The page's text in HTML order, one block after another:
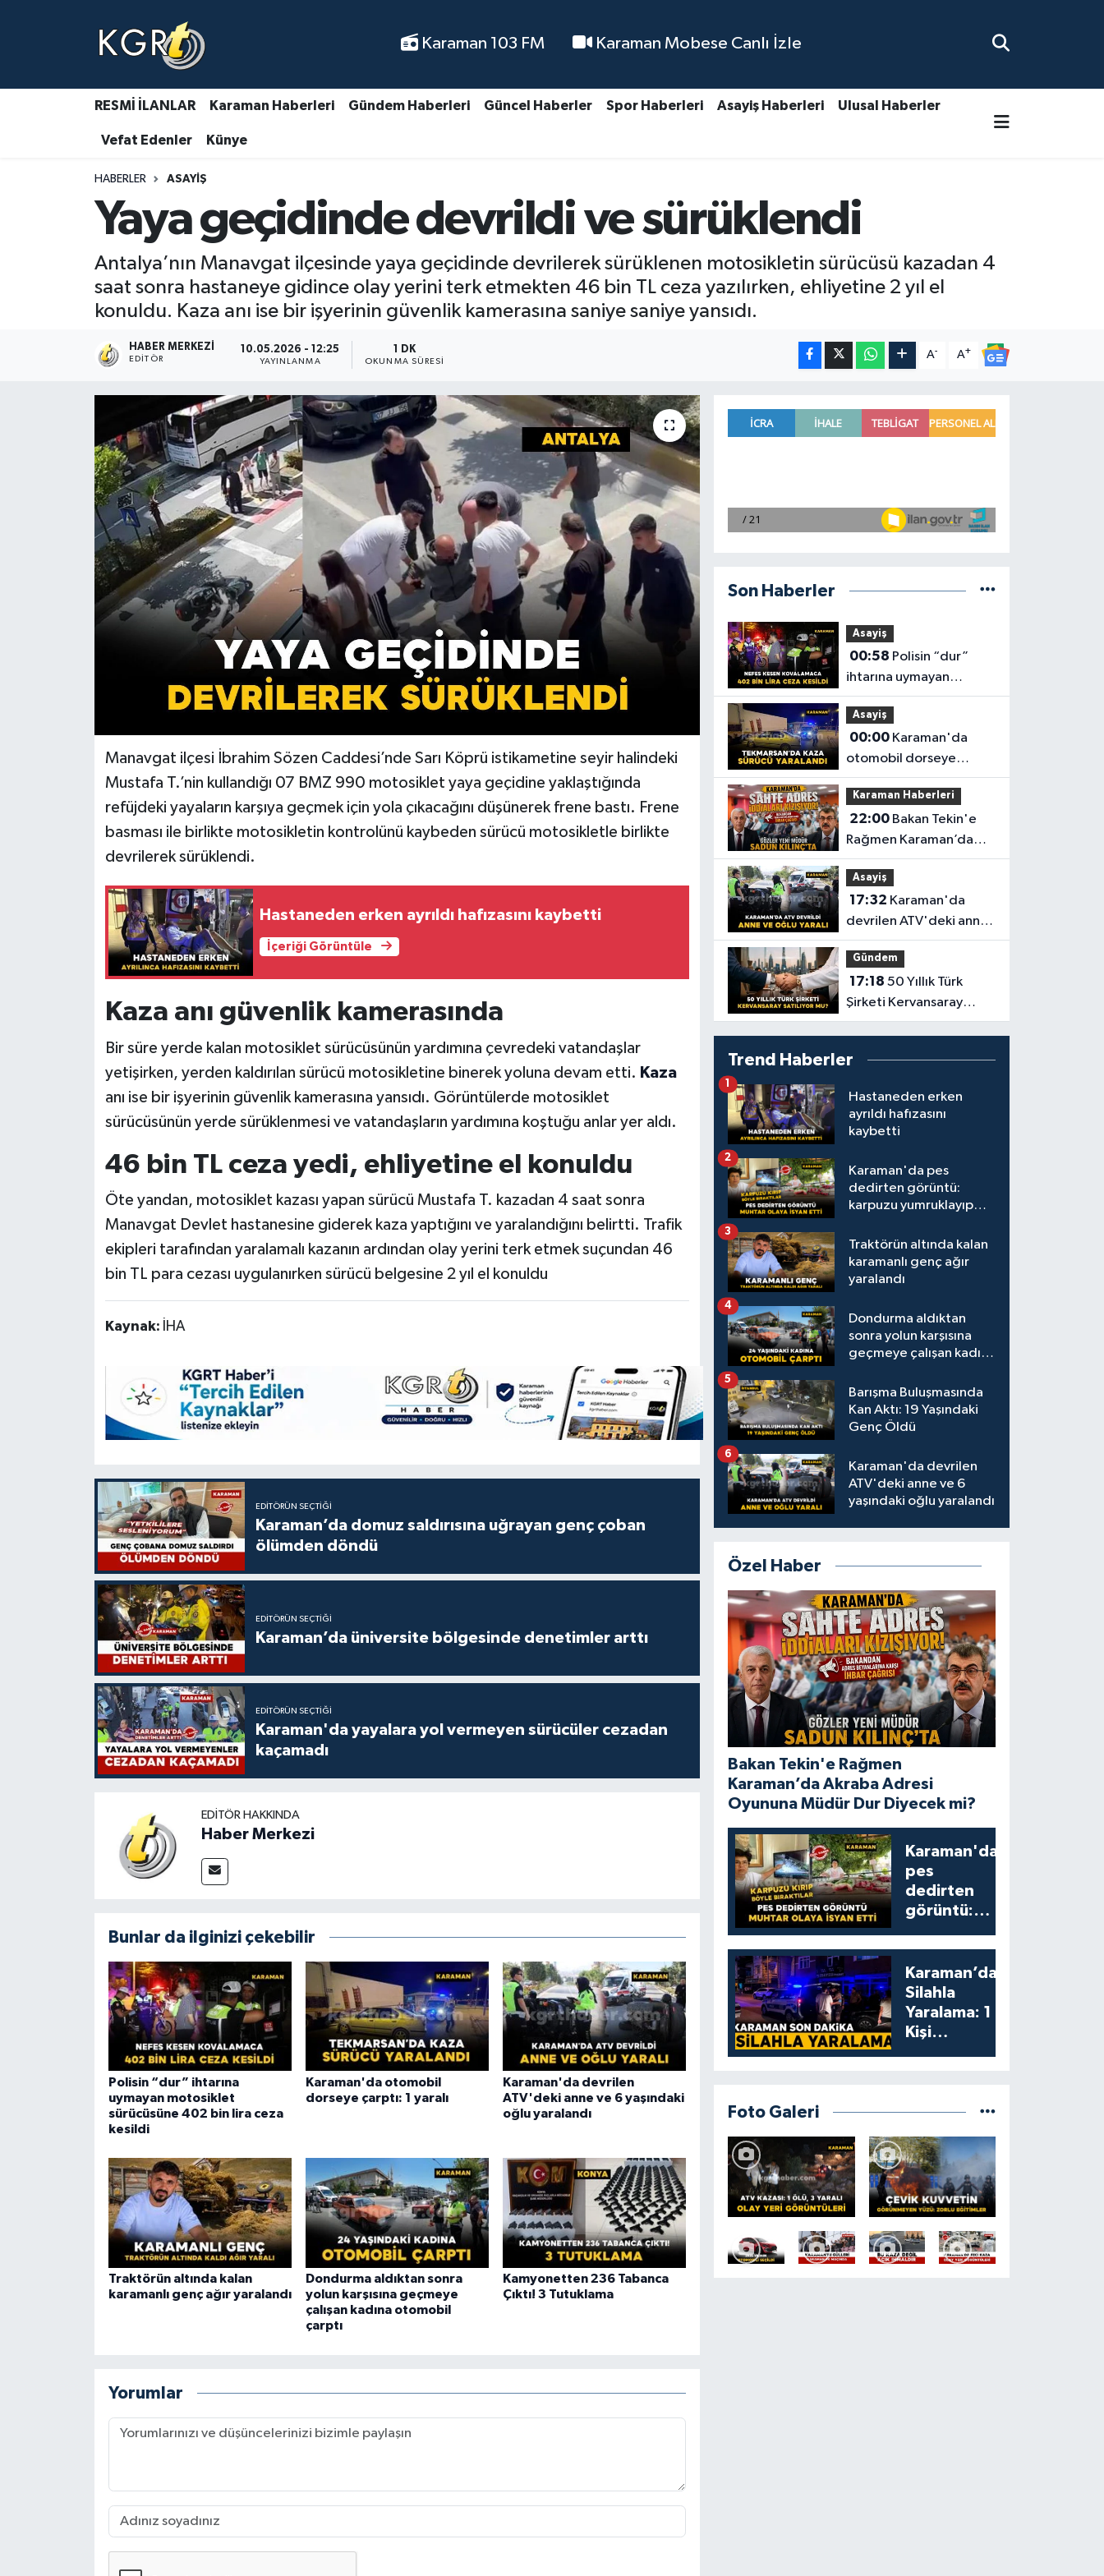
Karaman 103 FM Karaman Mobese Canlı İzle
RESMİ İLANLAR Karaman Haberleri Gündem Haberleri Güncel Haberler Spor Haberleri Asayiş Haberleri Ulusal Haberler
Vefat Edenler Künye
HABERLER ASAYIŞ
Yaya geçidinde devrildi ve sürüklendi
Antalya’nın Manavgat ilçesinde yaya geçidinde devrilerek sürüklenen motosikletin sürücüsü kazadan 4
saat sonra hastaneye gidince olay yerini terk etmekten 46 bin TL ceza yazılırken, ehliyetine 2 yıl el
konuldu. Kaza anı ise bir işyerinin güvenlik kamerasına saniye saniye yansıdı.
HABER MERKEZI
EDITÖR
10.05.2026 - 12:25
YAYINLANMA
1 DK
OKUNMA SÜRESI
A- A+
Manavgat ilçesi İbrahim Sözen Caddesi’nde Sarı Köprü istikametine seyir halindeki
Mustafa T.’nin kullandığı 07 BMZ 990 motosiklet yaya geçidine yaklaştığında
refüjdeki yayaların karşıya geçmek için yola çıkacağını düşünerek frene bastı. Frene
basması ile birlikte motosikletin kontrolünü kaybeden sürücü motosikletle birlikte
devrilerek sürüklendi.
Hastaneden erken ayrıldı hafızasını kaybetti
İçeriği Görüntüle
Kaza anı güvenlik kamerasında
Bir süre yerde kalan motosiklet sürücüsünün yardımına çevredeki vatandaşlar
yetişirken, yerden kaldırılan sürücü motosikletine binerek yoluna devam etti. Kaza
anı ise bir işyerinin güvenlik kamerasına yansıdı. Görüntülerde motosiklet
sürücüsünün yerde sürüklenmesi ve vatandaşların yardımına koştuğu anlar yer aldı.
46 bin TL ceza yedi, ehliyetine el konuldu
Öte yandan, motosiklet kazası yapan sürücü Mustafa T. kazadan 4 saat sonra
Manavgat Devlet hastanesine giderek kaza yaptığını ve yaralandığını belirtti. Trafik
ekipleri tarafından yaralamalı kazanın ardından olay yerini terk etmek suçundan 46
bin TL para cezası uygulanırken sürücü belgesine 2 yıl el konuldu
Kaynak: İHA
EDITÖRÜN SEÇTIĞI
Karaman’da domuz saldırısına uğrayan genç çoban
ölümden döndü
EDITÖRÜN SEÇTIĞI
Karaman’da üniversite bölgesinde denetimler arttı
EDITÖRÜN SEÇTIĞI
Karaman'da yayalara yol vermeyen sürücüler cezadan
kaçamadı
EDITÖR HAKKINDA
Haber Merkezi
Bunlar da ilginizi çekebilir
Polisin “dur” ihtarına
uymayan motosiklet
sürücüsüne 402 bin lira ceza
kesildi
Karaman'da otomobil
dorseye çarptı: 1 yaralı
Karaman'da devrilen
ATV'deki anne ve 6 yaşındaki
oğlu yaralandı
Traktörün altında kalan
karamanlı genç ağır yaralandı
Dondurma aldıktan sonra
yolun karşısına geçmeye
çalışan kadına otomobil
çarptı
Kamyonetten 236 Tabanca
Çıktı! 3 Tutuklama
Yorumlar
Son Haberler
Asayiş
00:58
ihtarına uymayan
motosiklet sürücüsüne
402 bin lira ceza kesildi
Asayiş
00:00Karaman'da
otomobil dorseye
çarptı: 1 yaralı
Karaman Haberleri
22:00Bakan Tekin'e
Rağmen Karaman’da
Akraba Adresi Oyununa
Müdür Dur Diyecek mi?
Asayiş
17:32
devrilen ATV'deki anne
ve 6 yaşındaki oğlu
yaralandı
Gündem
17:18
Şirketi Kervansaray
Satılıyor mu?
Trend Haberler
Hastaneden erken
ayrıldı hafızasını
kaybetti
1
Karaman'da pes
dedirten görüntü:
karpuzu yumruklayıp
kamelyada bıraktılar
2
Traktörün altında kalan
karamanlı genç ağır
yaralandı
3
Dondurma aldıktan
sonra yolun karşısına
geçmeye çalışan kadına
4
Barışma Buluşmasında
Kan Aktı: 19 Yaşındaki
Genç Öldü
5
Karaman'da devrilen
ATV'deki anne ve 6
yaşındaki oğlu yaralandı
6
Özel Haber
Bakan Tekin'e Rağmen
Karaman’da Akraba Adresi
Oyununa Müdür Dur Diyecek mi?
Karaman'da
pes
dedirten
görüntü:
yumruklayıp
yediler,
artıklarını
kamelyada
bıraktılar
Karaman’da
Silahla
Yaralama: 1
Kişi
Foto Galeri
Karaman Haberleri
Gündem Haberleri
Güncel Haberler
Asayiş Haberleri
Ulusal Haberler
Vefat Edenler